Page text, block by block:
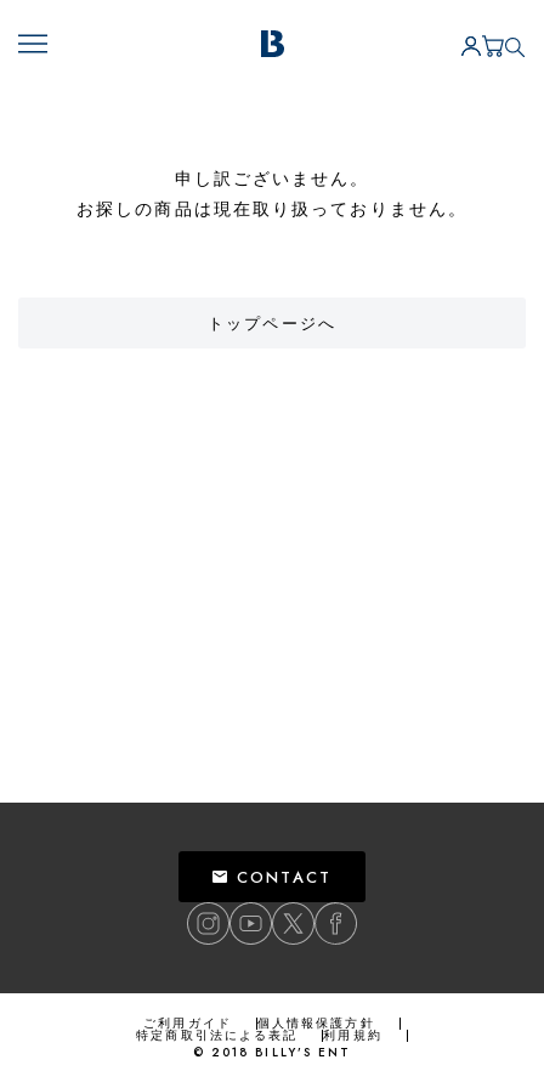
申し訳ございません。
お探しの商品は現在取り扱っておりません。
トップページへ
CONTACT
ご利用ガイド 個人情報保護方針
特定商取引法による表記
利用規約
© 2018 BILLY’S ENT